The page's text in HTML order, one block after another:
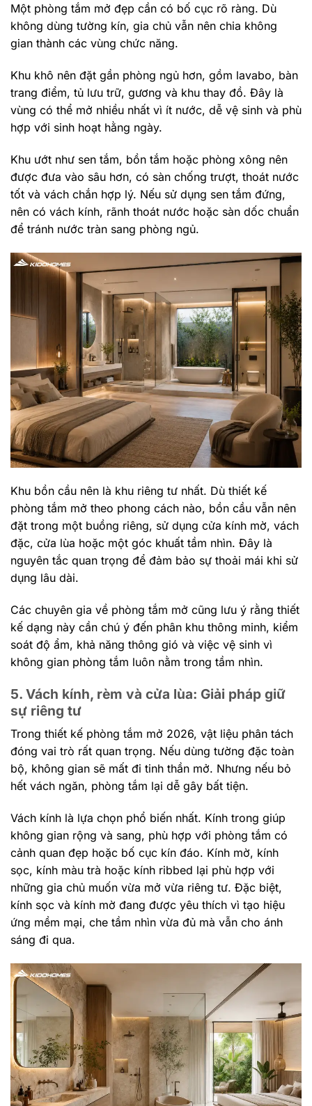
Một phòng tắm mở đẹp cần có bố cục rõ ràng. Dù
không dùng tường kín, gia chủ vẫn nên chia không
gian thành các vùng chức năng.
Khu khô nên đặt gần phòng ngủ hơn, gồm lavabo, bàn
trang điểm, tủ lưu trữ, gương và khu thay đồ. Đây là
vùng có thể mở nhiều nhất vì ít nước, dễ vệ sinh và phù
hợp với sinh hoạt hằng ngày.
Khu ướt như sen tắm, bồn tắm hoặc phòng xông nên
được đưa vào sâu hơn, có sàn chống trượt, thoát nước
tốt và vách chắn hợp lý. Nếu sử dụng sen tắm đứng,
nên có vách kính, rãnh thoát nước hoặc sàn dốc chuẩn
để tránh nước tràn sang phòng ngủ.
Khu bồn cầu nên là khu riêng tư nhất. Dù thiết kế
phòng tắm mở theo phong cách nào, bồn cầu vẫn nên
đặt trong một buồng riêng, sử dụng cửa kính mờ, vách
đặc, cửa lùa hoặc một góc khuất tầm nhìn. Đây là
nguyên tắc quan trọng để đảm bảo sự thoải mái khi sử
dụng lâu dài.
Các chuyên gia về phòng tắm mở cũng lưu ý rằng thiết
kế dạng này cần chú ý đến phân khu thông minh, kiểm
soát độ ẩm, khả năng thông gió và việc vệ sinh vì
không gian phòng tắm luôn nằm trong tầm nhìn.
5. Vách kính, rèm và cửa lùa: Giải pháp giữ
sự riêng tư
Trong thiết kế phòng tắm mở 2026, vật liệu phân tách
đóng vai trò rất quan trọng. Nếu dùng tường đặc toàn
bộ, không gian sẽ mất đi tinh thần mở. Nhưng nếu bỏ
hết vách ngăn, phòng tắm lại dễ gây bất tiện.
Vách kính là lựa chọn phổ biến nhất. Kính trong giúp
không gian rộng và sang, phù hợp với phòng tắm có
cảnh quan đẹp hoặc bố cục kín đáo. Kính mờ, kính
sọc, kính màu trà hoặc kính ribbed lại phù hợp với
những gia chủ muốn vừa mở vừa riêng tư. Đặc biệt,
kính sọc và kính mờ đang được yêu thích vì tạo hiệu
ứng mềm mại, che tầm nhìn vừa đủ mà vẫn cho ánh
sáng đi qua.